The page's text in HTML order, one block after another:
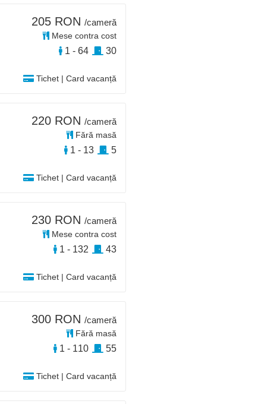
Tichet | Card vacanță
205 RON /cameră
Mese contra cost
1 - 64 30
Tichet | Card vacanță
220 RON /cameră
Fără masă
1 - 13 5
Tichet | Card vacanță
230 RON /cameră
Mese contra cost
1 - 132 43
Tichet | Card vacanță
300 RON /cameră
Fără masă
1 - 110 55